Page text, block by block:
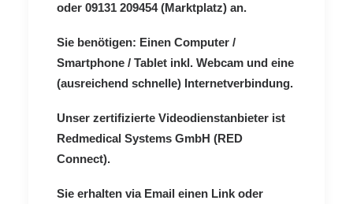
oder 09131 209454 (Marktplatz) an.
Sie benötigen: Einen Computer /
Smartphone / Tablet inkl. Webcam und eine
(ausreichend schnelle) Internetverbindung.
Unser zertifizierte Videodienstanbieter ist
Redmedical Systems GmbH (RED
Connect).
Sie erhalten via Email einen Link oder